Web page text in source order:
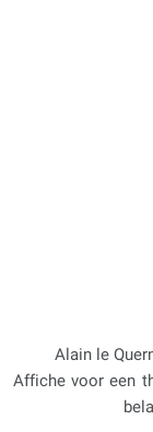
Alain le
Affiche voor een